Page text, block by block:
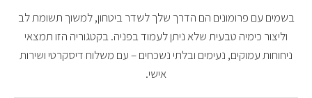
בשמים עם פרומונים הם הדרך שלך לשדר ביטחון, למשוך תשומת לב
וליצור כימיה טבעית שלא ניתן לעמוד בפניה. בקטגוריה הזו תמצאי
ניחוחות עמוקים, נעימים ובלתי נשכחים – עם משלוח דיסקרטי ושירות
אישי.